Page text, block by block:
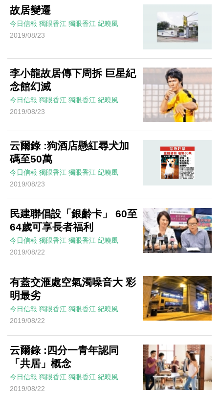
故居變遷
今日信報 獨眼香江 獨眼香江 紀曉風
2019/08/23
李小龍故居傳下周拆 巨星紀
念館幻滅
今日信報 獨眼香江 獨眼香江 紀曉風
2019/08/23
云爾錄 :狗酒店懸紅尋犬加
碼至50萬
今日信報 獨眼香江 獨眼香江 紀曉風
2019/08/23
民建聯倡設「銀齡卡」 60至
64歲可享長者福利
今日信報 獨眼香江 獨眼香江 紀曉風
2019/08/22
有蓋交滙處空氣濁噪音大 彩
明最劣
今日信報 獨眼香江 獨眼香江 紀曉風
2019/08/22
云爾錄 :四分一青年認同
「共居」概念
今日信報 獨眼香江 獨眼香江 紀曉風
2019/08/22